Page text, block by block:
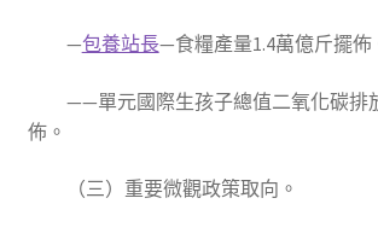
—包養站長—食糧產量1.4萬億斤擺佈
——單元國際生孩子總值二氧化碳排
佈。
（三）重要微觀政策取向。